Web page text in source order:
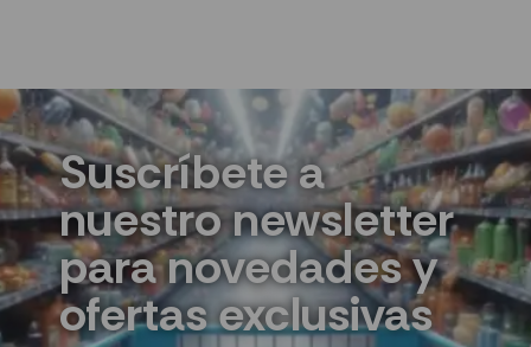
Suscríbete a
nuestro newsletter
para novedades y
ofertas exclusivas